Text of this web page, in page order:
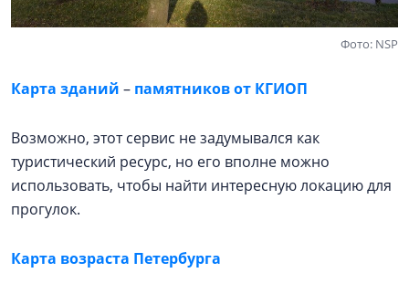
Фото: NSP
Карта зданий – памятников от КГИОП
Возможно, этот сервис не задумывался как
туристический ресурс, но его вполне можно
использовать, чтобы найти интересную локацию для
прогулок.
Карта возраста Петербурга